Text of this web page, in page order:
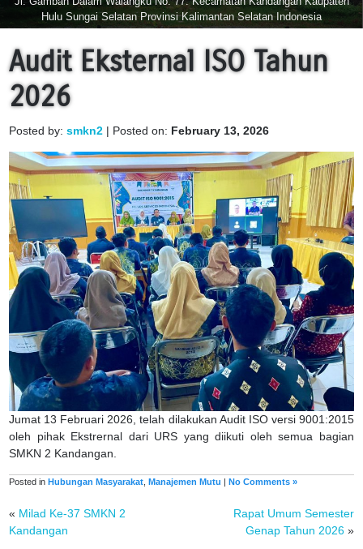
Hulu Sungai Selatan Provinsi Kalimantan Selatan Indonesia
Audit Eksternal ISO Tahun
2026
Posted by:smkn2 | Posted on: February 13, 2026
Jumat 13 Februari 2026, telah dilakukan Audit ISO versi 9001:2015
oleh pihak Ekstrernal dari URS yang diikuti oleh semua bagian
SMKN 2 Kandangan.
Posted inHubungan Masyarakat ,Manajemen Mutu |No Comments »
« Milad Ke-37 SMKN 2
Kandangan
Rapat Umum Semester
Genap Tahun 2026»